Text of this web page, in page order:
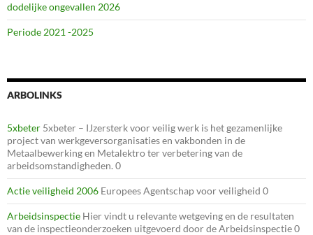
dodelijke ongevallen 2026
Periode 2021 -2025
ARBOLINKS
5xbeter 5xbeter – IJzersterk voor veilig werk is het gezamenlijke
project van werkgeversorganisaties en vakbonden in de
Metaalbewerking en Metalektro ter verbetering van de
arbeidsomstandigheden. 0
Actie veiligheid 2006 Europees Agentschap voor veiligheid 0
Arbeidsinspectie Hier vindt u relevante wetgeving en de resultaten
van de inspectieonderzoeken uitgevoerd door de Arbeidsinspectie 0